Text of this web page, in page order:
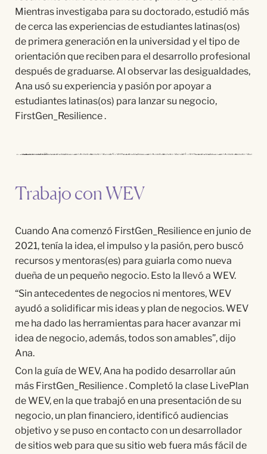
Mientras investigaba para su doctorado, estudió más
de cerca las experiencias de estudiantes latinas(os)
de primera generación en la universidad y el tipo de
orientación que reciben para el desarrollo profesional
después de graduarse. Al observar las desigualdades,
Ana usó su experiencia y pasión por apoyar a
estudiantes latinas(os) para lanzar su negocio,
FirstGen_Resilience .
Trabajo con WEV
Cuando Ana comenzó FirstGen_Resilience en junio de
2021, tenía la idea, el impulso y la pasión, pero buscó
recursos y mentoras(es) para guiarla como nueva
dueña de un pequeño negocio. Esto la llevó a WEV.
“Sin antecedentes de negocios ni mentores, WEV
ayudó a solidificar mis ideas y plan de negocios. WEV
me ha dado las herramientas para hacer avanzar mi
idea de negocio, además, todos son amables”, dijo
Ana.
Con la guía de WEV, Ana ha podido desarrollar aún
más FirstGen_Resilience . Completó la clase LivePlan
de WEV, en la que trabajó en una presentación de su
negocio, un plan financiero, identificó audiencias
objetivo y se puso en contacto con un desarrollador
de sitios web para que su sitio web fuera más fácil de